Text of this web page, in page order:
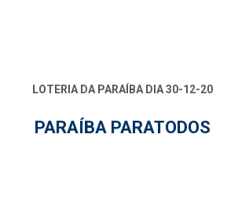
LOTERIA DA PARAÍBA DIA 30-12-20
PARAÍBA PARATODOS